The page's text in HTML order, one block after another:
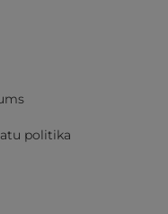
politika